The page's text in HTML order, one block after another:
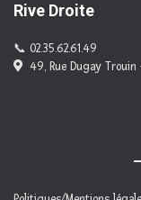
Rive Droite
02.35.62.61.49
49, Rue Dugay Trouin